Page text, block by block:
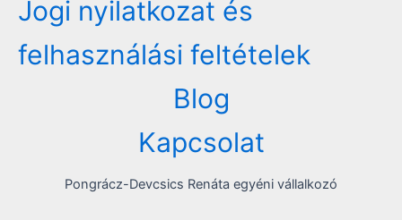
Jogi nyilatkozat és
felhasználási feltételek
Blog
Kapcsolat
Pongrácz-Devcsics Renáta egyéni vállalkozó